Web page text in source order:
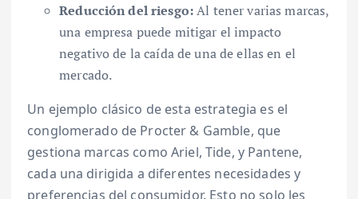
Reducción del riesgo:Al tener varias marcas,
una empresa puede mitigar el impacto
negativo de la caída de una de ellas en el
mercado.
Un ejemplo clásico de esta estrategia es el
conglomerado de Procter & Gamble, que
gestiona marcas como Ariel, Tide, y Pantene,
cada una dirigida a diferentes necesidades y
preferencias del consumidor. Esto no solo les